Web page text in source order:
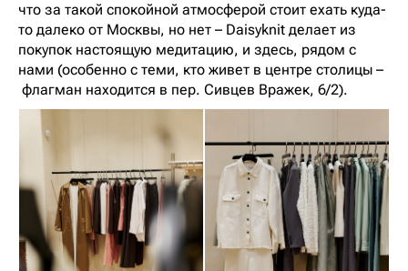
что за такой спокойной атмосферой стоит ехать куда-
то далеко от Москвы, но нет – Daisyknit делает из
покупок настоящую медитацию, и здесь, рядом с
нами (особенно с теми, кто живет в центре столицы –
флагман находится в пер. Сивцев Вражек, 6/2).